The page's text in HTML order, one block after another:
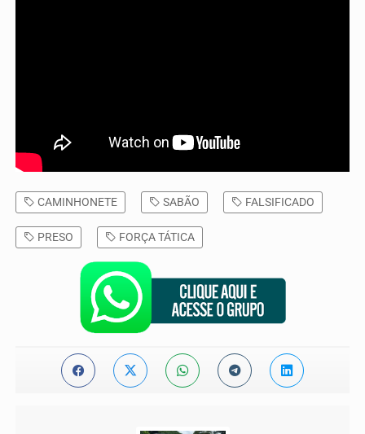
CAMINHONETE SABÃO FALSIFICADO
PRESO FORÇA TÁTICA